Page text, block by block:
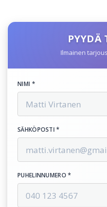
PYYDÄ
Ilmainen
NIMI *
SÄHKÖPOSTI *
PUHELINNUMERO *